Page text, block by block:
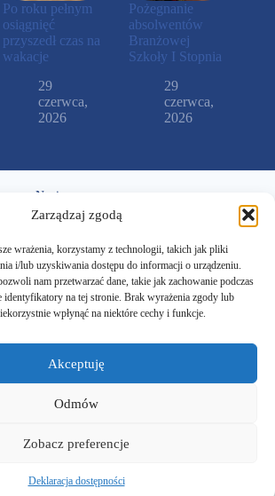
Zarządzaj zgodą
wrażenia, korzystamy z technologii, takich jak pliki
i/lub uzyskiwania dostępu do informacji o urządzeniu.
nam przetwarzać dane, takie jak zachowanie podczas
identyfikatory na tej stronie. Brak wyrażenia zgody lub
wpłynąć na niektóre cechy i funkcje.
Akceptuję
Odmów
Zobacz preferencje
Deklaracja dostępności
Po roku pełnym
osiągnięć
przyszedł czas na
wakacje
29
czerwca,
2026
Pożegnanie
absolwentów
Branżowej
Szkoły I Stopnia
29
czerwca,
2026
Napisz
Zadzwoń
+48 666 090 452
Przyjedź
ul. Chodzieska 29
przez
Creative Themes